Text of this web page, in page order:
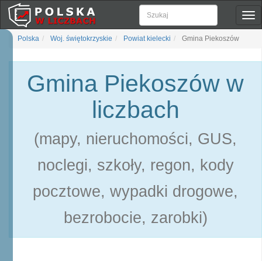
Polska Woj. świętokrzyskie Powiat kielecki Gmina Piekoszów
Gmina Piekoszów w
liczbach
(mapy, nieruchomości, GUS,
noclegi, szkoły, regon, kody
pocztowe, wypadki drogowe,
bezrobocie, zarobki)